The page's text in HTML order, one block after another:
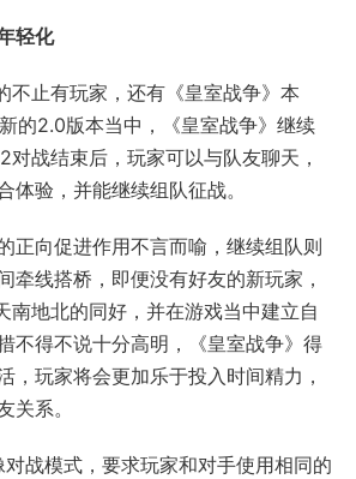
轻化
不止有玩家，还有《皇室战争》本
的2.0版本当中，《皇室战争》继续
战结束后，玩家可以与队友聊天，
体验，并能继续组队征战。
正向促进作用不言而喻，继续组队则
牵线搭桥，即便没有好友的新玩家，
南地北的同好，并在游戏当中建立自
不得不说十分高明，《皇室战争》得
，玩家将会更加乐于投入时间精力，
关系。
战模式，要求玩家和对手使用相同的